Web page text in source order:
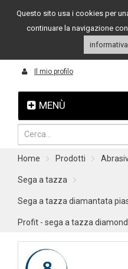
Assistenza clienti 049
MENÙ
Il mio profilo
Home Prodotti
Sega a tazza
Sega a tazza diamantata
Profit - sega a tazza diamond
Questo sito usa i cookies per
continuare la navigazione
informativa